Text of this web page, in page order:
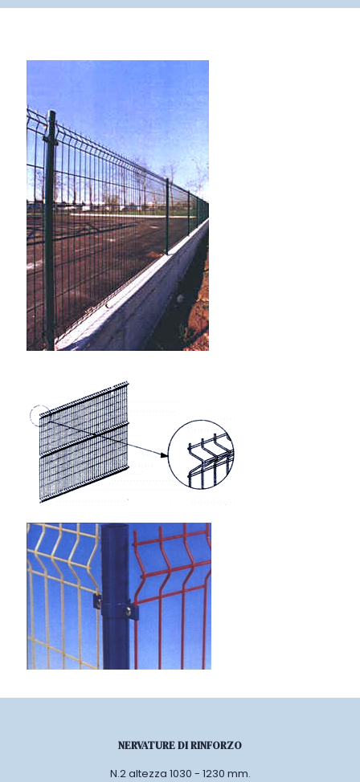
NERVATURE DI RINFORZO
N.2 altezza 1030 - 1230 mm.